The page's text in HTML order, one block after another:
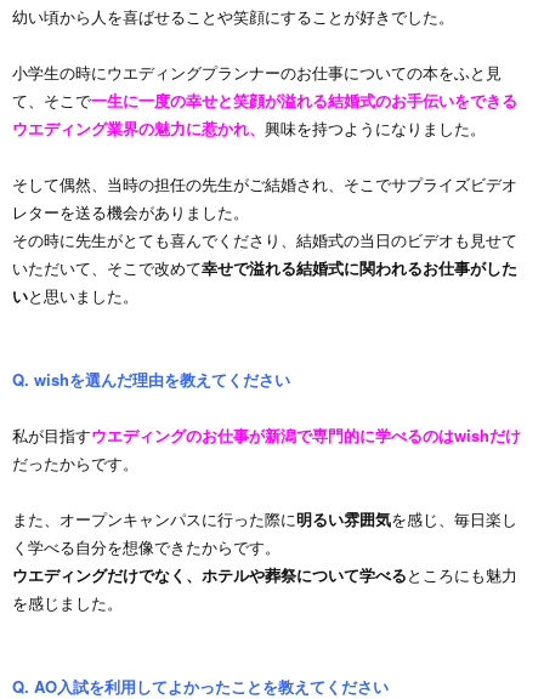
幼い頃から人を喜ばせることや笑顔にすることが好きでした。
小学生の時にウエディングプランナーのお仕事についての本をふと見
て、そこで一生に一度の幸せと笑顔が溢れる結婚式のお手伝いをできる
ウエディング業界の魅力に惹かれ、 興味を持つようになりました。
そして偶然、当時の担任の先生がご結婚され、そこでサプライズビデオ
レターを送る機会がありました。
その時に先生がとても喜んでくださり、結婚式の当日のビデオも見せて
いただいて、そこで改めて幸せで溢れる結婚式に関われるお仕事がした
いと思いました。
Q. wishを選んだ理由を教えてください
私が目指すウエディングのお仕事が新潟で専門的に学べるのはwishだけ
だったからです。
また、オープンキャンパスに行った際に明るい雰囲気を感じ、毎日楽し
く学べる自分を想像できたからです。
ウエディングだけでなく、ホテルや葬祭について学べるところにも魅力
を感じました。
Q. AO入試を利用してよかったことを教えてください